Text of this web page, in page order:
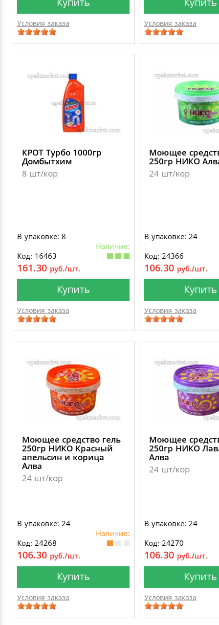
Условия заказа Условия заказа
КРОТ Турбо 1000гр
Домбытхим
8 шт/кор
В упаковке: 8
Наличие:
Код: 16463
161.30 руб./шт.
Купить
Условия заказа
Моющее
250гр НИКО
24 шт/кор
В упаковке: 24
Код: 24366
106.30 руб./шт.
Купить
Условия заказа
Моющее средство гель
250гр НИКО Красный
апельсин и корица
Алва
24 шт/кор
В упаковке: 24
Наличие:
Код: 24268
106.30 руб./шт.
Купить
Условия заказа
Моющее
250гр НИКО
Алва
24 шт/кор
В упаковке: 24
Код: 24270
106.30 руб./шт.
Купить
Условия заказа